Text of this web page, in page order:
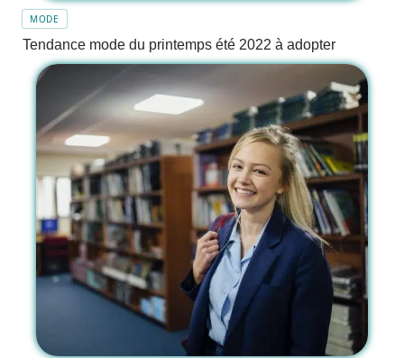
MODE
Tendance mode du printemps été 2022 à adopter